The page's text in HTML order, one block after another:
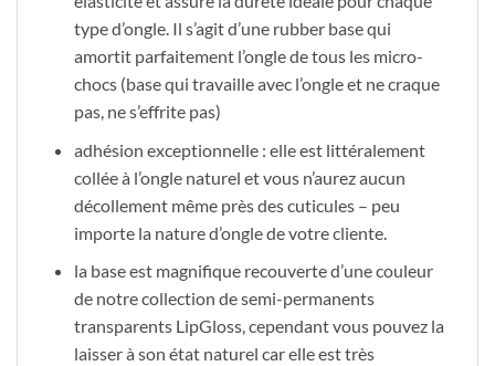
type d’ongle. Il s’agit d’une rubber base qui
amortit parfaitement l’ongle de tous les micro-
chocs (base qui travaille avec l’ongle et ne craque
pas, ne s’effrite pas)
adhésion exceptionnelle : elle est littéralement
collée à l’ongle naturel et vous n’aurez aucun
décollement même près des cuticules – peu
importe la nature d’ongle de votre cliente.
la base est magnifique recouverte d’une couleur
de notre collection de semi-permanents
transparents LipGloss, cependant vous pouvez la
laisser à son état naturel car elle est très